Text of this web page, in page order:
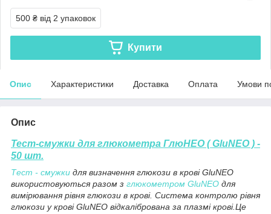
500 ₴ від 2 упаковок
Купити
Опис Характеристики Доставка Оплата Умови
Опис
Тест-смужки для глюкометра ГлюНЕО ( GluNEO ) -
50 шт.
Тест - смужки для визначення глюкози в крові GluNEO
використовуються разом з глюкометром GluNEO для
вимірювання рівня глюкози в крові. Система контролю рівня
глюкози у крові GluNEO відкалібрована за плазмі крові.Це